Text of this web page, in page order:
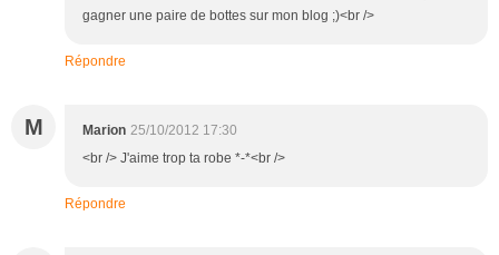
gagner une paire de bottes sur mon blog ;)<br />
Répondre
M Marion 25/10/2012 17:30
<br /> J'aime trop ta robe *-*<br />
Répondre